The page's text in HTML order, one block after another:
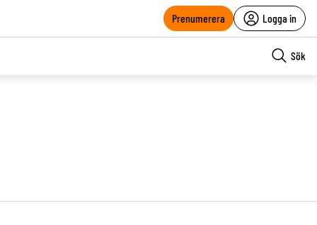
Prenumerera Logga in
Sök